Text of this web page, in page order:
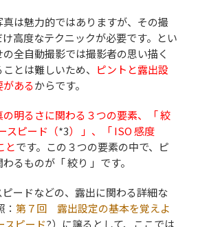
は魅力的ではありますが、その撮
高度なテクニックが必要です。とい
全自動撮影では撮影者の思い描く
とは難しいため、 ピントと露出設
あるからです。
明るさに関わる３つの要素、「 絞
スピード（*3） 」、「 ISO 感度
とです。この３つの要素の中で、ピ
るものが「 絞り 」です。
ードなどの、露出に関わる詳細な
第７回 露出設定の基本を覚えよ
ピード?）に譲るとして、ここでは